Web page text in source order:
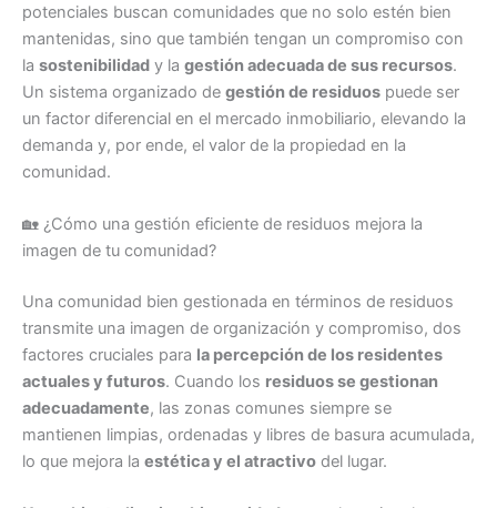
potenciales buscan comunidades que no solo estén bien
mantenidas, sino que también tengan un compromiso con
la sostenibilidad y la gestión adecuada de sus recursos.
Un sistema organizado de gestión de residuos puede ser
un factor diferencial en el mercado inmobiliario, elevando la
demanda y, por ende, el valor de la propiedad en la
comunidad.
🏡 ¿Cómo una gestión eficiente de residuos mejora la
imagen de tu comunidad?
Una comunidad bien gestionada en términos de residuos
transmite una imagen de organización y compromiso, dos
factores cruciales para la percepción de los residentes
actuales y futuros. Cuando los residuos se gestionan
adecuadamente, las zonas comunes siempre se
mantienen limpias, ordenadas y libres de basura acumulada,
lo que mejora la estética y el atractivo del lugar.